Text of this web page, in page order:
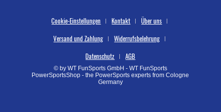
Cookie-Einstellungen Kontakt
Über uns
Versand und Zahlung
Widerrufsbelehrung
Datenschutz
AGB
© by WT FunSports GmbH - WT FunSports
PowerSportsShop - the PowerSports experts from Cologne
Germany